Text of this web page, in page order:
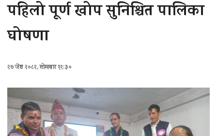
पहिलो पूर्ण खोप सुनिश्चित पालिका
घोषणा
२७ जेष्ठ २०८२, सोमबार १२:३०